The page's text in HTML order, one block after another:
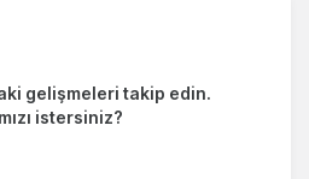
gelişmeleri takip edin.
istersiniz?